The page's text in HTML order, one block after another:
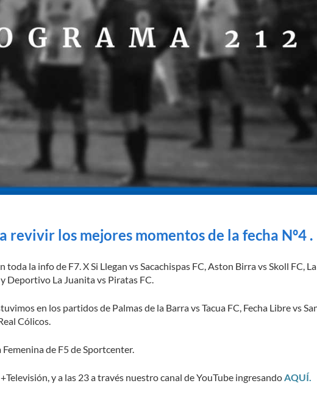
revivir los mejores momentos de la fecha Nº4 .
toda la info de F7. X Si Llegan vs Sacachispas FC, Aston Birra vs Skoll FC, La
Deportivo La Juanita vs Piratas FC.
en los partidos de Palmas de la Barra vs Tacua FC, Fecha Libre vs
Cólicos.
de F5 de Sportcenter.
y a las 23 a través nuestro canal de YouTube ingresandoAQUÍ.